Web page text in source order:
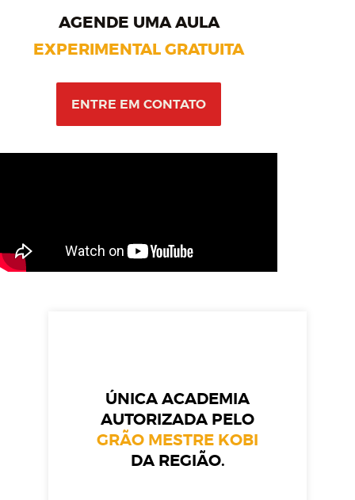
ÁREA DO ALUNO
AGENDE UMA AULA
EXPERIMENTAL GRATUITA
ENTRE EM CONTATO
ÚNICA ACADEMIA
AUTORIZADA PELO
GRÃO MESTRE KOBI
DA REGIÃO.